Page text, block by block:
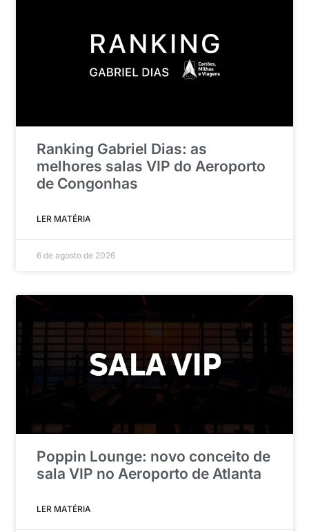
Ranking Gabriel Dias: as
melhores salas VIP do Aeroporto
de Congonhas
LER MATÉRIA
6 de agosto de 2026
Poppin Lounge: novo conceito de
sala VIP no Aeroporto de Atlanta
LER MATÉRIA